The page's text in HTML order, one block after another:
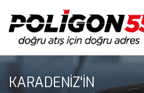
KARADENİZ'İN